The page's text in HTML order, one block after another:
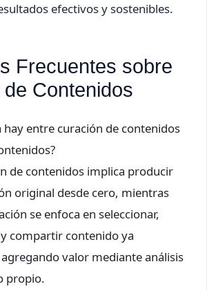
efectivos y sostenibles.
Frecuentes sobre
Contenidos
hay entre curación de contenidos
de contenidos implica producir
original desde cero, mientras
se enfoca en seleccionar,
compartir contenido ya
valor mediante análisis
propio.